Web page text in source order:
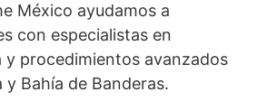
México ayudamos a
con especialistas en
procedimientos avanzados
Bahía de Banderas.